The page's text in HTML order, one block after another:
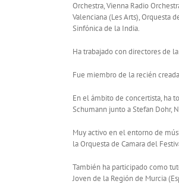
Orchestra, Vienna Radio
Valenciana (Les Arts), Orquesta
Sinfónica de la India.
Ha trabajado con directores de
Fue miembro de la recién
En el ámbito de concertista, ha
Schumann junto a Stefan Dohr,
Muy activo en el entorno de
la Orquesta de Camara del
También ha participado como
Joven de la Región de Murcia